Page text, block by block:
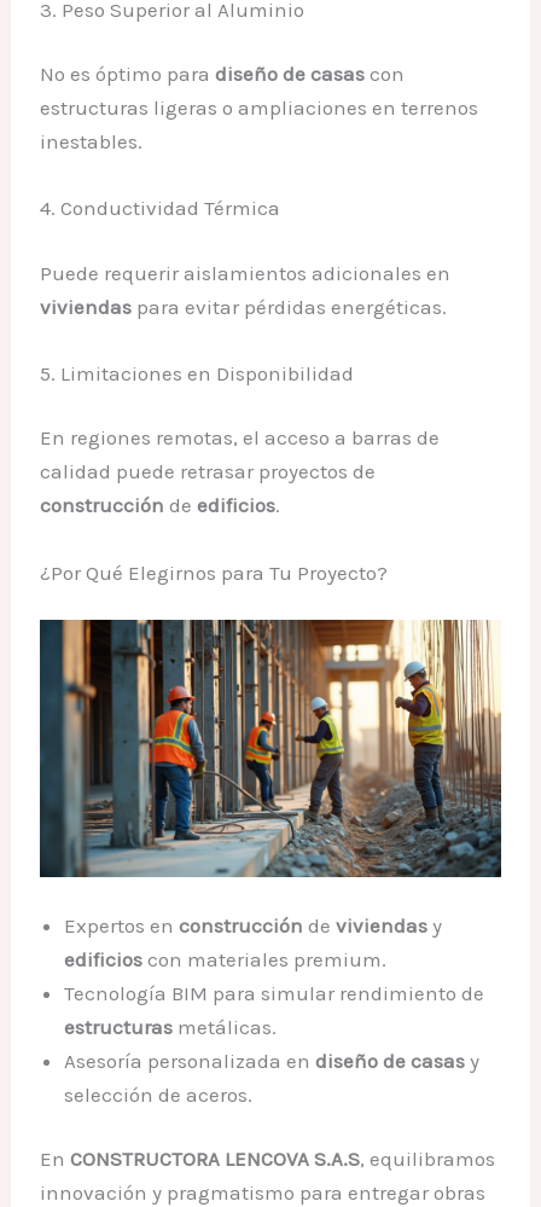
3. Peso Superior al Aluminio
No es óptimo paradiseño de casas con
estructuras ligeras o ampliaciones en terrenos
inestables.
4. Conductividad Térmica
Puede requerir aislamientos adicionales en
viviendas para evitar pérdidas energéticas.
5. Limitaciones en Disponibilidad
En regiones remotas, el acceso a barras de
calidad puede retrasar proyectos de
construcción deedificios.
¿Por Qué Elegirnos para Tu Proyecto?
Expertos enconstrucción deviviendas y
edificios con materiales premium.
Tecnología BIM para simular rendimiento de
estructuras metálicas.
Asesoría personalizada endiseño de casas y
selección de aceros.
EnCONSTRUCTORA LENCOVA S.A.S, equilibramos
innovación y pragmatismo para entregar obras